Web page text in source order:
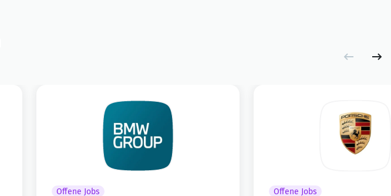
Offene Jobs Offene Jobs